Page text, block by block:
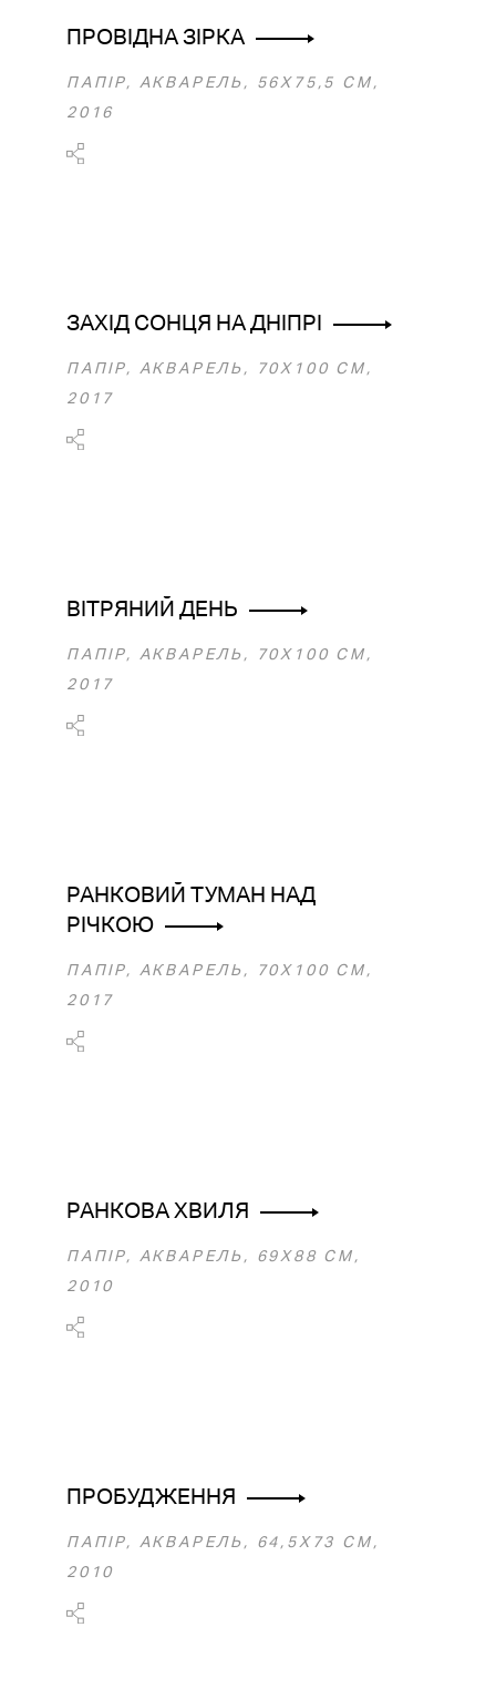
ПРОВІДНА ЗІРКА
ПАПІР, АКВАРЕЛЬ, 56X75,5 CM,
2016
ЗАХІД СОНЦЯ НА ДНІПРІ
ПАПІР, АКВАРЕЛЬ, 70X100 CM,
2017
ВІТРЯНИЙ ДЕНЬ
ПАПІР, АКВАРЕЛЬ, 70X100 CM,
2017
РАНКОВИЙ ТУМАН НАД
РІЧКОЮ
ПАПІР, АКВАРЕЛЬ, 70X100 CM,
2017
РАНКОВА ХВИЛЯ
ПАПІР, АКВАРЕЛЬ, 69X88 CM,
2010
ПРОБУДЖЕННЯ
ПАПІР, АКВАРЕЛЬ, 64,5X73 CM,
2010